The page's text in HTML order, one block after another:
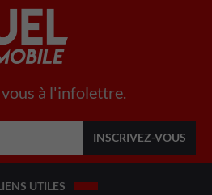
à l'infolettre.
UTILES